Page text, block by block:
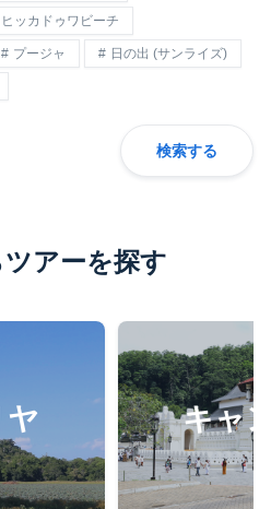
ヒッカドゥワビーチ
プージャ 日の出 (サンライズ)
検索する
アーを探す
ヤ キャ